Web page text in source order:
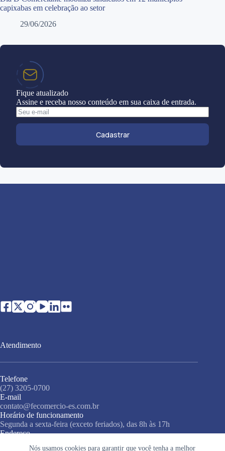
Nós usamos cookies para garantir que você tenha a melhor
capixabas em celebração ao setor
29/06/2026
Fique atualizado
Assine e receba nosso conteúdo em sua caixa de entrada.
Cadastrar
Atendimento
Telefone
(27) 3205-0700
E-mail
contato@fecomercio-es.com.br
Horário de funcionamento
Segunda a sexta-feira (exceto feriados), das 8h às 17h
Endereço